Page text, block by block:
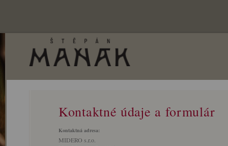
Kontaktné údaje a formulár
Kontaktná adresa:
MIDERO s.r.o.